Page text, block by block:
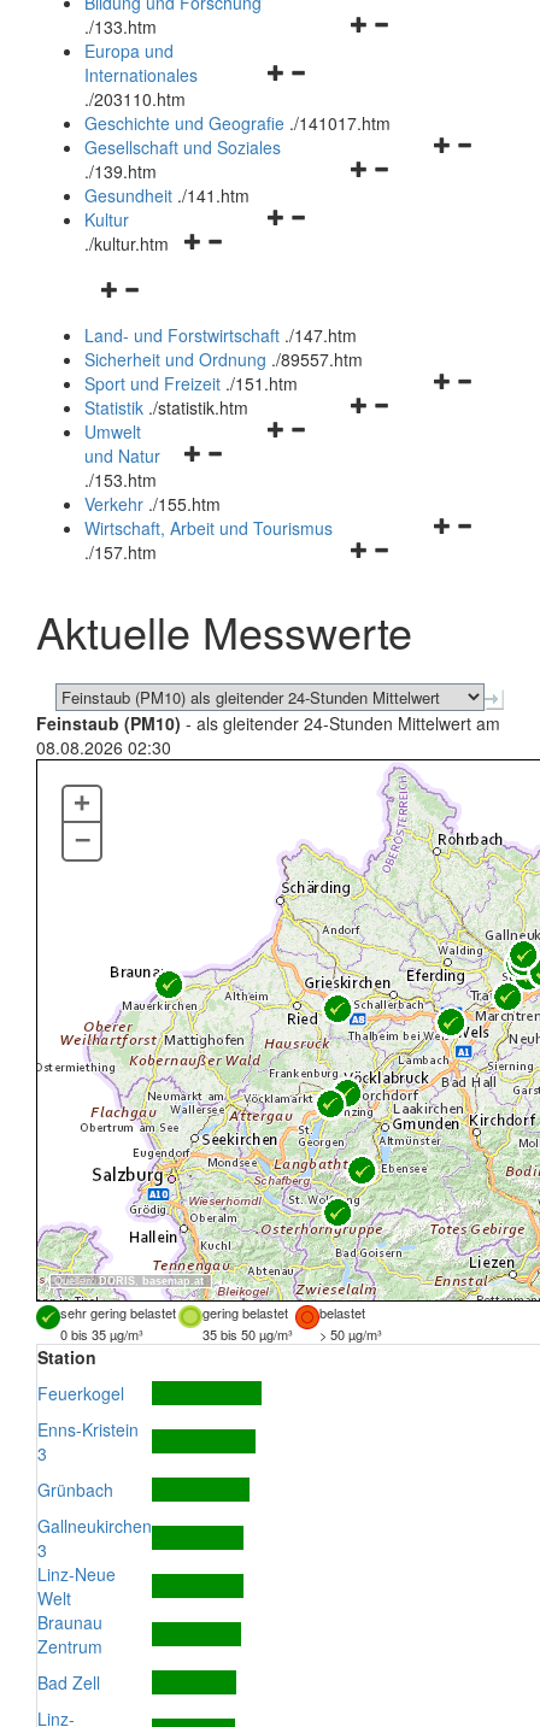
Navigationsmenü
./133.htm
Navigationsmenü
und
schließen
Europa und
Internationales
./203110.htm
Geschichte und Geografie ./141017.htm
Navigationsmenü
Gesellschaft und Soziales
./139.htm
Navigationsmenü
Gesundheit ./141.htm
Navigationsmenü
Kultur
./kultur.htm
Navigationsmenü
und
schließen
Land- und Forstwirtschaft ./147.htm
Sicherheit und Ordnung ./89557.htm
Navigationsmenü
Sport und Freizeit ./151.htm
Navigationsmenü
Statistik ./statistik.htm
Navigationsmenü
und
schließen
Umwelt
und Natur
./153.htm
Verkehr ./155.htm
Navigationsmenü
schließen
Wirtschaft, Arbeit und Tourismus
./157.htm
Aktuelle Messwerte
Feinstaub (PM10) - als gleitender 24-Stunden Mittelwert am
08.08.2026 02:30
Quellen:DORIS, basemap.at
+
–
sehr gering belastet gering belastet
belastet
0 bis 35 µg/m³
35 bis 50 µg/m³ > 50 µg/m³
Station
Feuerkogel
Enns-Kristein
3
Grünbach
Gallneukirchen
3
Linz-Neue
Welt
Braunau
Zentrum
Bad Zell
Linz-